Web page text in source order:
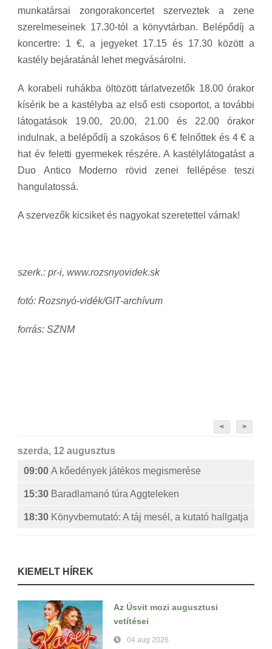
munkatársai zongorakoncertet szerveztek a zene
szerelmeseinek 17.30-tól a könyvtárban. Belépődíj a
koncertre: 1 €, a jegyeket 17.15 és 17.30 között a
kastély bejáratánál lehet megvásárolni.
A korabeli ruhákba öltözött tárlatvezetők 18.00 órakor
kísérik be a kastélyba az első esti csoportot, a további
látogatások 19.00, 20.00, 21.00 és 22.00 órakor
indulnak, a belépődíj a szokásos 6 € felnőttek és 4 € a
hat év feletti gyermekek részére. A kastélylátogatást a
Duo Antico Moderno rövid zenei fellépése teszi
hangulatossá.
A szervezők kicsiket és nagyokat szeretettel várnak!
szerk.: pr-i, www.rozsnyovidek.sk
fotó: Rozsnyó-vidék/GIT-archívum
forrás: SZNM
< >
szerda, 12 augusztus
09:00 A kőedények játékos megismerése
15:30 Baradlamanó túra Aggteleken
18:30 Könyvbemutató: A táj mesél, a kutató hallgatja
KIEMELT HÍREK
Az Úsvit mozi augusztusi
vetítései
04 aug 2026